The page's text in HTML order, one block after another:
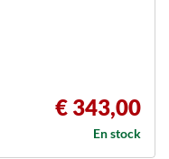
€ 343,00
En stock